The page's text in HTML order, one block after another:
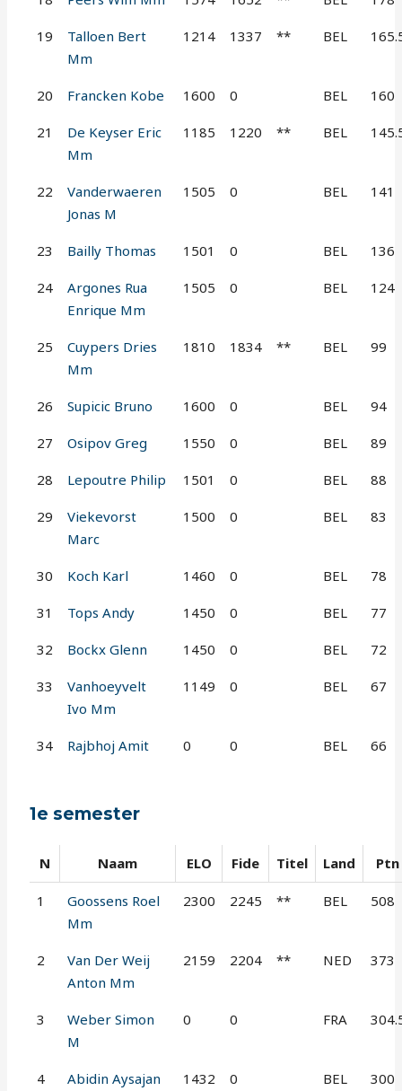
19
Talloen Bert
Mm
1214 1337 ** BEL
20 Francken Kobe 1600 0 BEL 160
21
De Keyser Eric
Mm
1185 1220 ** BEL
22
Vanderwaeren
Jonas M
1505 0 BEL 141
23 Bailly Thomas 1501 0 BEL 136
24
Argones Rua
Enrique Mm
1505 0 BEL 124
25
Cuypers Dries
Mm
1810 1834 ** BEL 99
26 Supicic Bruno 1600 0 BEL 94
27 Osipov Greg 1550 0 BEL 89
28 Lepoutre Philip 1501 0 BEL 88
29
Viekevorst
Marc
1500 0 BEL 83
30 Koch Karl 1460 0 BEL 78
31 Tops Andy 1450 0 BEL 77
32 Bockx Glenn 1450 0 BEL 72
33
Vanhoeyvelt
Ivo Mm
1149 0 BEL 67
34 Rajbhoj Amit 0 0 BEL 66
1e semester
N Naam ELO Fide Titel Land Ptn
1
Goossens Roel
Mm
2300 2245 ** BEL 508
2
Van Der Weij
Anton Mm
2159 2204 ** NED 373
3
Weber Simon
M
0 0 FRA
4
Abidin Aysajan
1432 0 BEL 300